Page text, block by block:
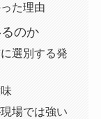
た理由
のか
選別する発
場では強い